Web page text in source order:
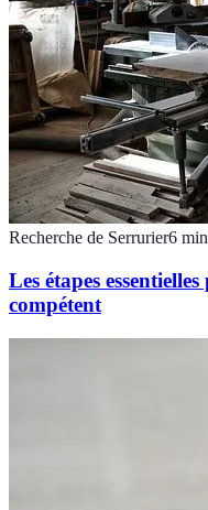
Recherche de Serrurier6 min
Les étapes
compétent